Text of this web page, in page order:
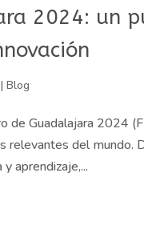
2024: un
|Blog
de Guadalajara 2024
del mundo.
aprendizaje,...